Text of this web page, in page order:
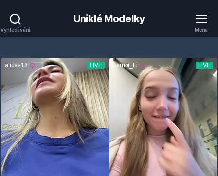
Vyhledávání
Uniklé Modelky
Menu